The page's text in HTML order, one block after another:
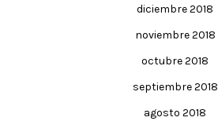
diciembre 2018
noviembre 2018
octubre 2018
septiembre 2018
agosto 2018